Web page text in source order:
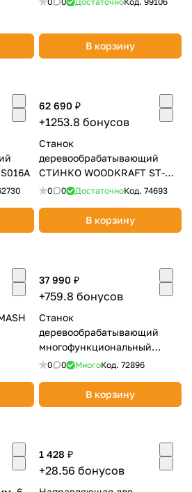
В корзину
62 690 ₽
+1253.8 бонусов
Станок
деревообрабатывающий
СТИНКО WOODKRAFT ST-
2200R (рейсмус)
0 0 ДостаточноКод. 74693
В корзину
37 990 ₽
+759.8 бонусов
Станок
деревообрабатывающий
многофункциональный
BELMASH МОГИЛЕВ 2.4 ECO
0 0 МногоКод. 72896
В корзину
1 428 ₽
+28.56 бонусов